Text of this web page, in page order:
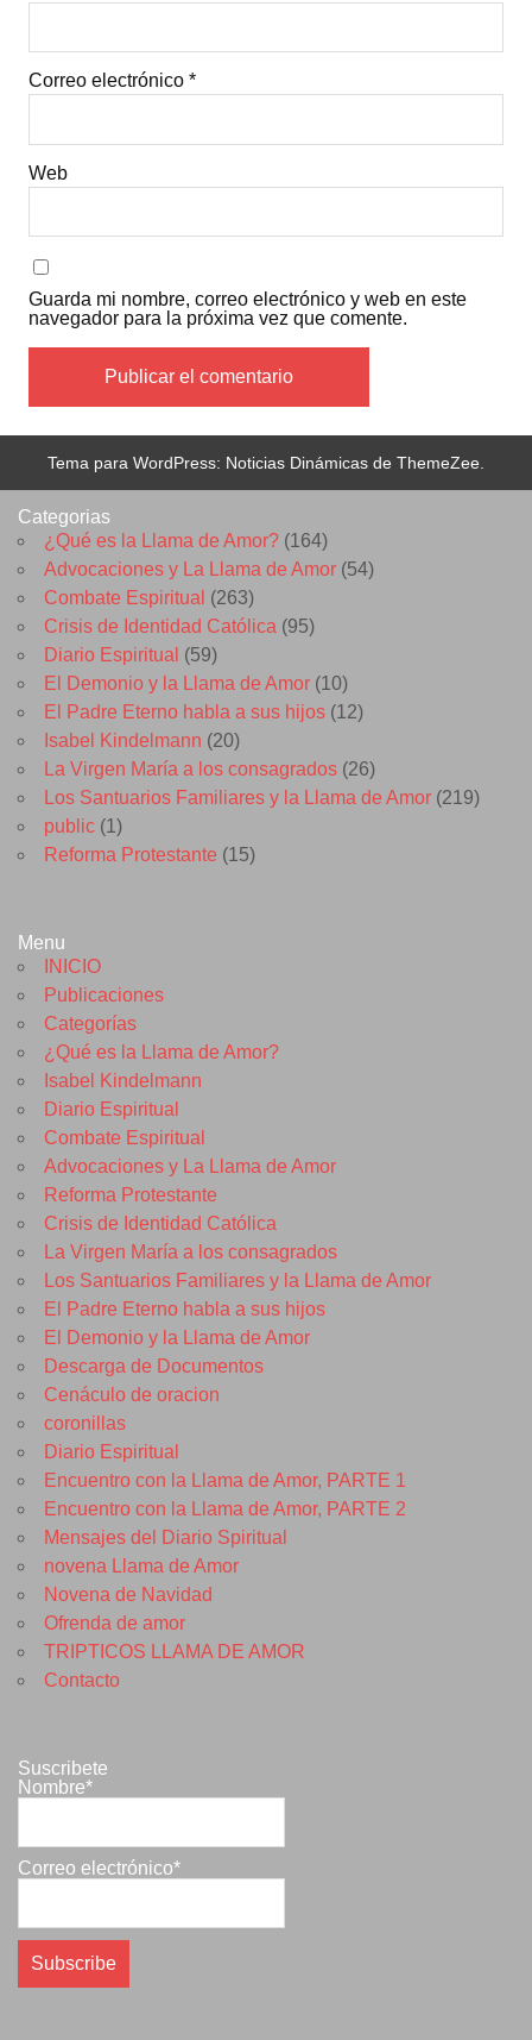
Correo electrónico *
Web
Guarda mi nombre, correo electrónico y web en este
navegador para la próxima vez que comente.
Tema para WordPress: Noticias Dinámicas de ThemeZee.
Categorias
¿Qué es la Llama de Amor? (164)
Advocaciones y La Llama de Amor (54)
Combate Espiritual (263)
Crisis de Identidad Católica (95)
Diario Espiritual (59)
El Demonio y la Llama de Amor (10)
El Padre Eterno habla a sus hijos (12)
Isabel Kindelmann (20)
La Virgen María a los consagrados (26)
Los Santuarios Familiares y la Llama de Amor (219)
public (1)
Reforma Protestante (15)
Menu
INICIO
Publicaciones
Categorías
¿Qué es la Llama de Amor?
Isabel Kindelmann
Diario Espiritual
Combate Espiritual
Advocaciones y La Llama de Amor
Reforma Protestante
Crisis de Identidad Católica
La Virgen María a los consagrados
Los Santuarios Familiares y la Llama de Amor
El Padre Eterno habla a sus hijos
El Demonio y la Llama de Amor
Descarga de Documentos
Cenáculo de oracion
coronillas
Diario Espiritual
Encuentro con la Llama de Amor, PARTE 1
Encuentro con la Llama de Amor, PARTE 2
Mensajes del Diario Spiritual
novena Llama de Amor
Novena de Navidad
Ofrenda de amor
TRIPTICOS LLAMA DE AMOR
Contacto
Suscribete
Nombre*
Correo electrónico*